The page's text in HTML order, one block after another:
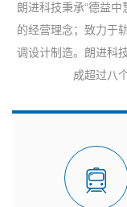
朗进科技秉承“德益中
的经营理念；致力于
调设计制造。朗进科
成超过八